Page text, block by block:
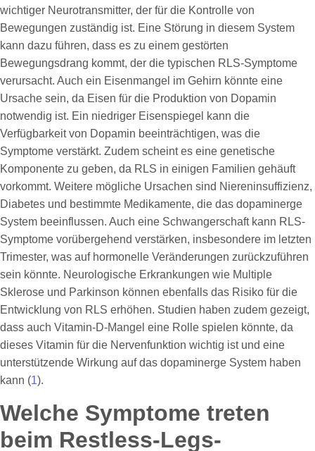
wichtiger Neurotransmitter, der für die Kontrolle von
Bewegungen zuständig ist. Eine Störung in diesem System
kann dazu führen, dass es zu einem gestörten
Bewegungsdrang kommt, der die typischen RLS-Symptome
verursacht. Auch ein Eisenmangel im Gehirn könnte eine
Ursache sein, da Eisen für die Produktion von Dopamin
notwendig ist. Ein niedriger Eisenspiegel kann die
Verfügbarkeit von Dopamin beeinträchtigen, was die
Symptome verstärkt. Zudem scheint es eine genetische
Komponente zu geben, da RLS in einigen Familien gehäuft
vorkommt. Weitere mögliche Ursachen sind Niereninsuffizienz,
Diabetes und bestimmte Medikamente, die das dopaminerge
System beeinflussen. Auch eine Schwangerschaft kann RLS-
Symptome vorübergehend verstärken, insbesondere im letzten
Trimester, was auf hormonelle Veränderungen zurückzuführen
sein könnte. Neurologische Erkrankungen wie Multiple
Sklerose und Parkinson können ebenfalls das Risiko für die
Entwicklung von RLS erhöhen. Studien haben zudem gezeigt,
dass auch Vitamin-D-Mangel eine Rolle spielen könnte, da
dieses Vitamin für die Nervenfunktion wichtig ist und eine
unterstützende Wirkung auf das dopaminerge System haben
kann (1).
Welche Symptome treten
beim Restless-Legs-